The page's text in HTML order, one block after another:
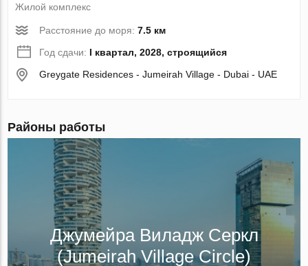
Жилой комплекс
Расстояние до моря:7.5 км
Год сдачи: I квартал, 2028, строящийся
Greygate Residences - Jumeirah Village - Dubai - UAE
Районы работы
Джумейра Виладж Серкл
(Jumeirah Village Circle)